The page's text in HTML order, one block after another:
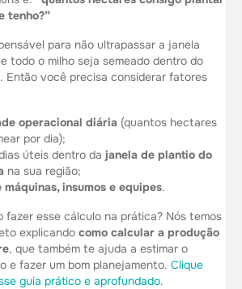
tenho?”
para não ultrapassar a janela
todo o milho seja semeado dentro do
Então você precisa considerar fatores
operacional diária (quantos hectares
por dia);
úteis dentro da janela de plantio do
na sua região;
insumos e equipes.
fazer esse cálculo na prática? Nós temos
explicando como calcular a produção
, que também te ajuda a estimar o
e fazer um bom planejamento. Clique
guia prático e aprofundado.